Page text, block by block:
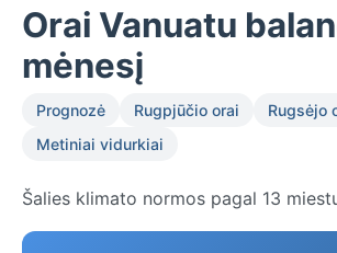
Orai Vanuatu
mėnesį
Prognozė Rugpjūčio orai
Rugsėjo
Metiniai vidurkiai
Šalies klimato normos pagal 13